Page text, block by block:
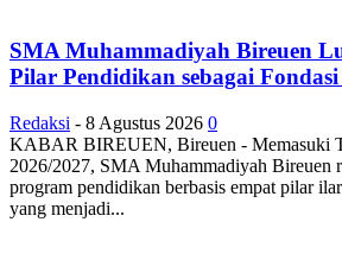
SMA Muhammadiyah Bireuen
Pilar Pendidikan sebagai
Redaksi - 8 Agustus 2026 0
KABAR BIREUEN, Bireuen - Memasuki
2026/2027, SMA Muhammadiyah Bireuen
program pendidikan berbasis empat pilar
yang menjadi...